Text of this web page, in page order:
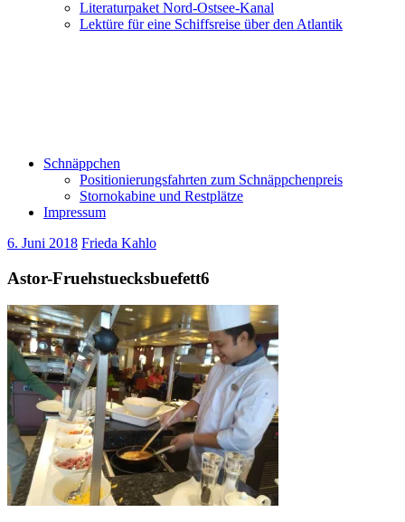
Literaturpaket Nord-Ostsee-Kanal
Lektüre für eine Schiffsreise über den Atlantik
Schnäppchen
Positionierungsfahrten zum Schnäppchenpreis
Stornokabine und Restplätze
Impressum
6. Juni 2018 Frieda Kahlo
Astor-Fruehstuecksbuefett6